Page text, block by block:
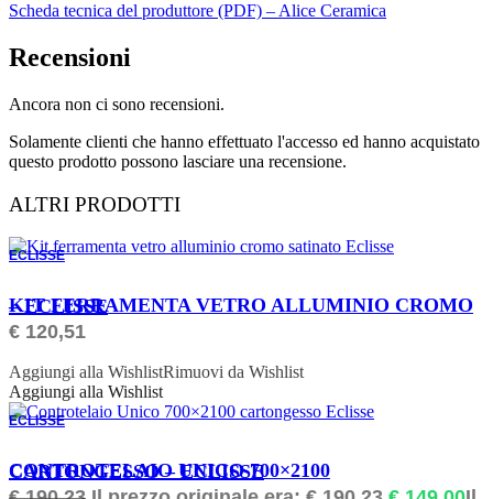
Scheda tecnica del produttore (PDF) – Alice Ceramica
Recensioni
Ancora non ci sono recensioni.
Solamente clienti che hanno effettuato l'accesso ed hanno acquistato
questo prodotto possono lasciare una recensione.
ALTRI PRODOTTI
ECLISSE
ORDINABILE
KIT FERRAMENTA VETRO ALLUMINIO CROMO – ECLISSE
€ 120,51
Aggiungi alla WishlistRimuovi da Wishlist
Aggiungi alla Wishlist
ECLISSE
ORDINABILE
CONTROTELAIO UNICO 700×2100 CARTONGESSO – ECLISSE